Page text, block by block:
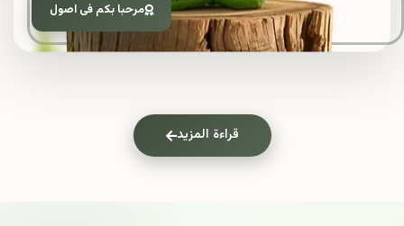
مرحبا بكم فى اصول
قراءة المزيد